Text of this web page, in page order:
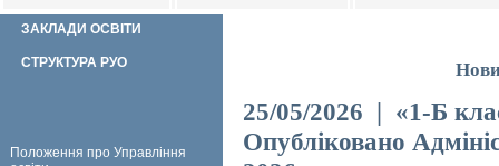
ЗАКЛАДИ ОСВІТИ
СТРУКТУРА РУО
Положення про Управління
25/05/2026 | «1-Б
Опубліковано